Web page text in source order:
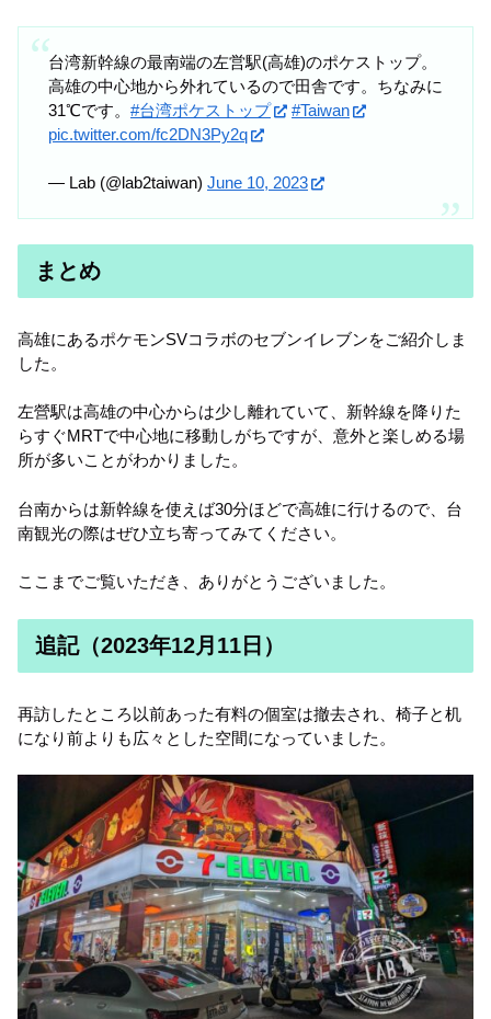
台湾新幹線の最南端の左営駅(高雄)のポケストップ。
高雄の中心地から外れているので田舎です。ちなみに
31℃です。 #台湾ポケストップ
#Taiwan
pic.twitter.com/fc2DN3Py2q
— Lab (@lab2taiwan) June 10, 2023
まとめ
高雄にあるポケモンSVコラボのセブンイレブンをご紹介しま
した。
左營駅は高雄の中心からは少し離れていて、新幹線を降りた
らすぐMRTで中心地に移動しがちですが、意外と楽しめる場
所が多いことがわかりました。
台南からは新幹線を使えば30分ほどで高雄に行けるので、台
南観光の際はぜひ立ち寄ってみてください。
ここまでご覧いただき、ありがとうございました。
追記（2023年12月11日）
再訪したところ以前あった有料の個室は撤去され、椅子と机
になり前よりも広々とした空間になっていました。